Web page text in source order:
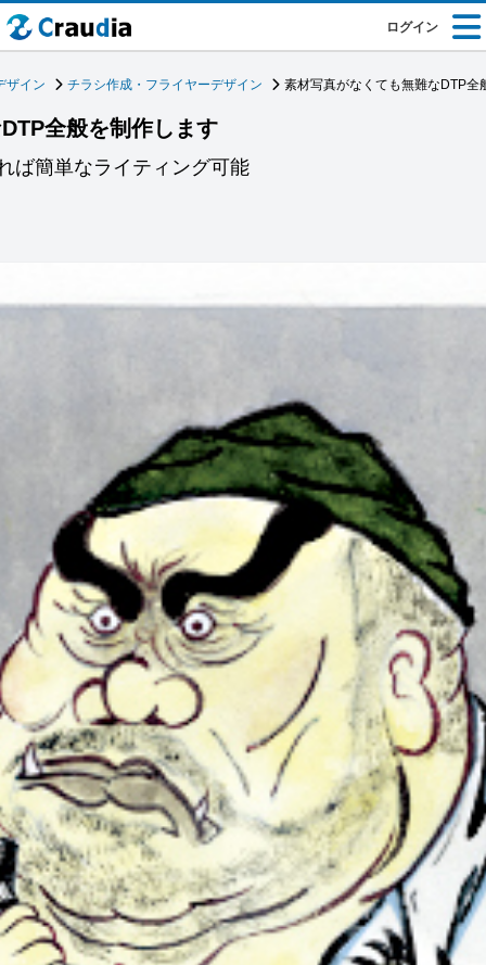
ログイン
ザイン チラシ作成・フライヤーデザイン 素材写真がなくても無難なDTP全
全般を制作します
ば簡単なライティング可能